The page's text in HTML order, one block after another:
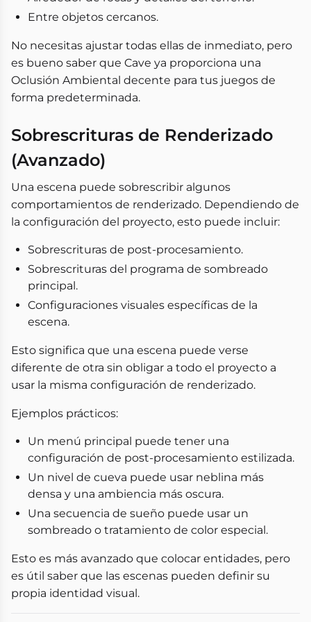
Entre objetos cercanos.
No necesitas ajustar todas ellas de inmediato, pero
es bueno saber que Cave ya proporciona una
Oclusión Ambiental decente para tus juegos de
forma predeterminada.
Sobrescrituras de Renderizado
(Avanzado)
Una escena puede sobrescribir algunos
comportamientos de renderizado. Dependiendo de
la configuración del proyecto, esto puede incluir:
Sobrescrituras de post-procesamiento.
Sobrescrituras del programa de sombreado
principal.
Configuraciones visuales específicas de la
escena.
Esto significa que una escena puede verse
diferente de otra sin obligar a todo el proyecto a
usar la misma configuración de renderizado.
Ejemplos prácticos:
Un menú principal puede tener una
configuración de post-procesamiento estilizada.
Un nivel de cueva puede usar neblina más
densa y una ambiencia más oscura.
Una secuencia de sueño puede usar un
sombreado o tratamiento de color especial.
Esto es más avanzado que colocar entidades, pero
es útil saber que las escenas pueden definir su
propia identidad visual.